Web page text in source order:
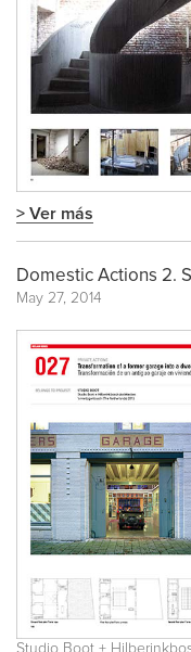
> Ver más
Domestic Actions 2.
May 27, 2014
Studio Boot +